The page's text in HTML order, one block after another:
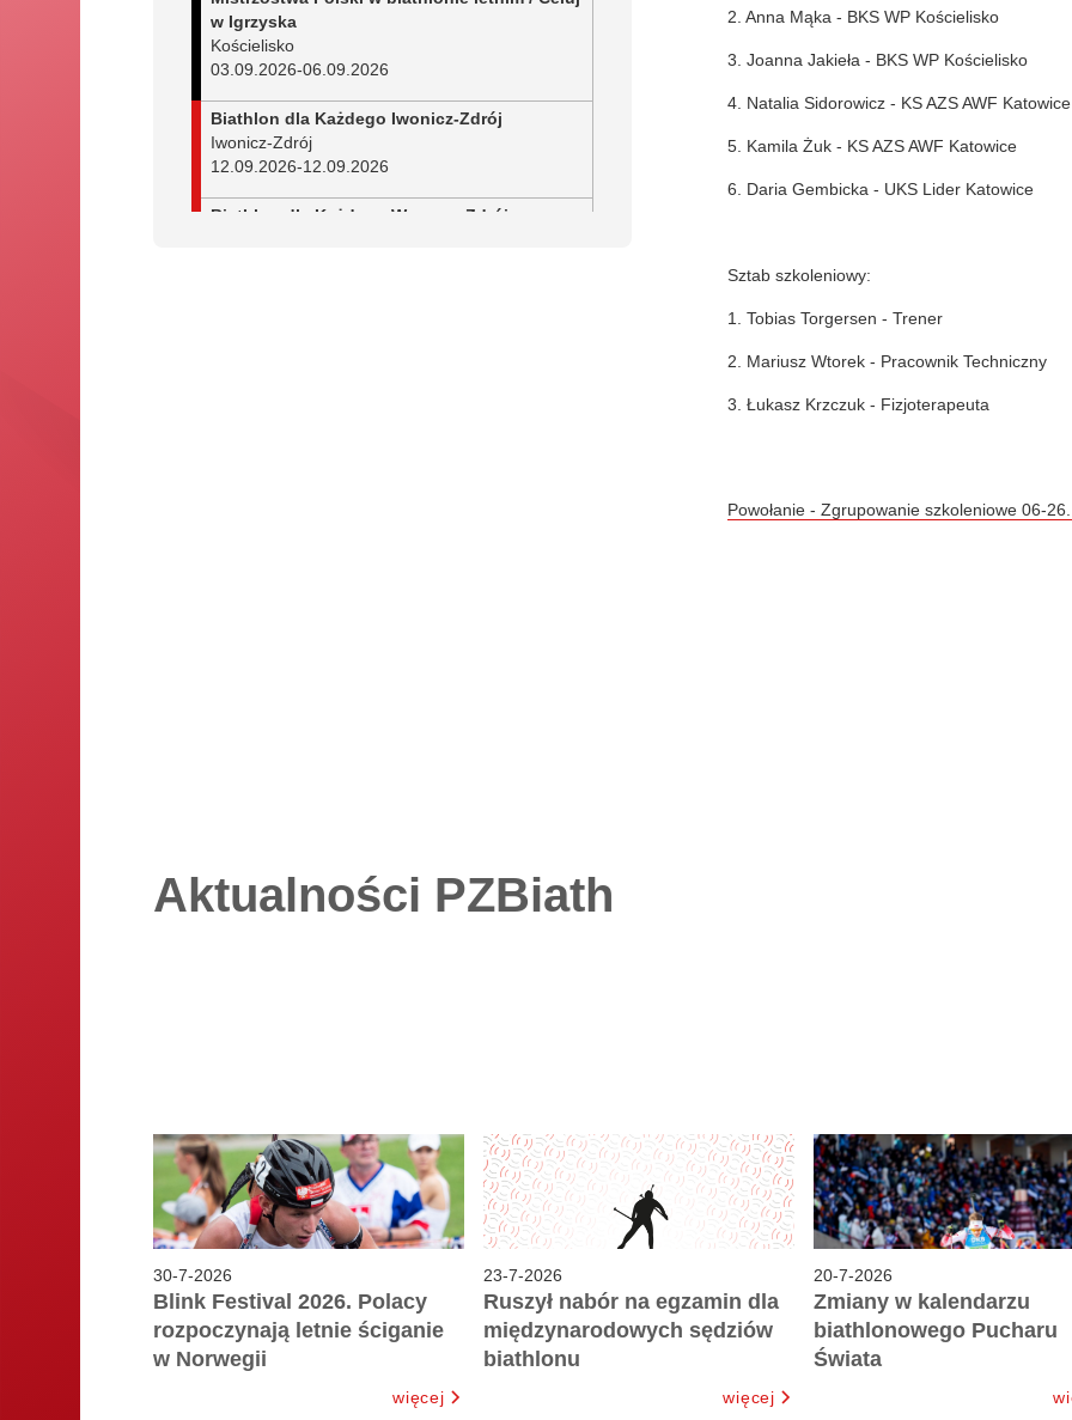
w Igrzyska
Kościelisko
03.09.2026-06.09.2026
Biathlon dla Każdego Iwonicz-Zdrój
Iwonicz-Zdrój
12.09.2026-12.09.2026
Biathlon dla Każdego Wysowa-Zdrój
2. Anna Mąka - BKS WP Kościelisko
3. Joanna Jakieła - BKS WP Kościelisko
4. Natalia Sidorowicz - KS AZS AWF Katowice
5. Kamila Żuk - KS AZS AWF Katowice
6. Daria Gembicka - UKS Lider Katowice
Sztab szkoleniowy:
1. Tobias Torgersen - Trener
2. Mariusz Wtorek - Pracownik Techniczny
3. Łukasz Krzczuk - Fizjoterapeuta
Powołanie - Zgrupowanie szkoleniowe 06-
Aktualności PZBiath
30-7-2026
Blink Festival 2026. Polacy
rozpoczynają letnie ściganie
w Norwegii
więcej
23-7-2026
Ruszył nabór na egzamin dla
międzynarodowych sędziów
biathlonu
więcej
20-7-2026
Zmiany w kalendarzu
biathlonowego Pucharu
Świata